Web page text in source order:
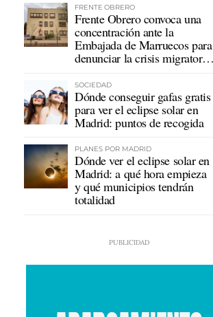
FRENTE OBRERO
Frente Obrero convoca una
concentración ante la
Embajada de Marruecos para
denunciar la crisis migratoria
SOCIEDAD
Dónde conseguir gafas gratis
para ver el eclipse solar en
Madrid: puntos de recogida
PLANES POR MADRID
Dónde ver el eclipse solar en
Madrid: a qué hora empieza
y qué municipios tendrán
totalidad